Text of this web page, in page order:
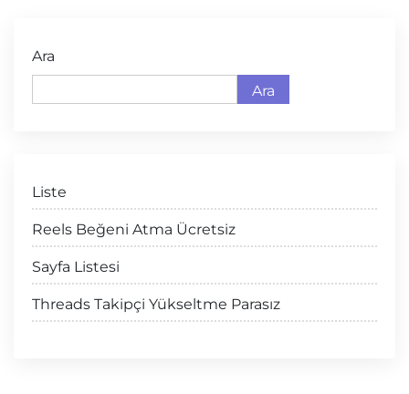
Ara
Ara
Liste
Reels Beğeni Atma Ücretsiz
Sayfa Listesi
Threads Takipçi Yükseltme Parasız